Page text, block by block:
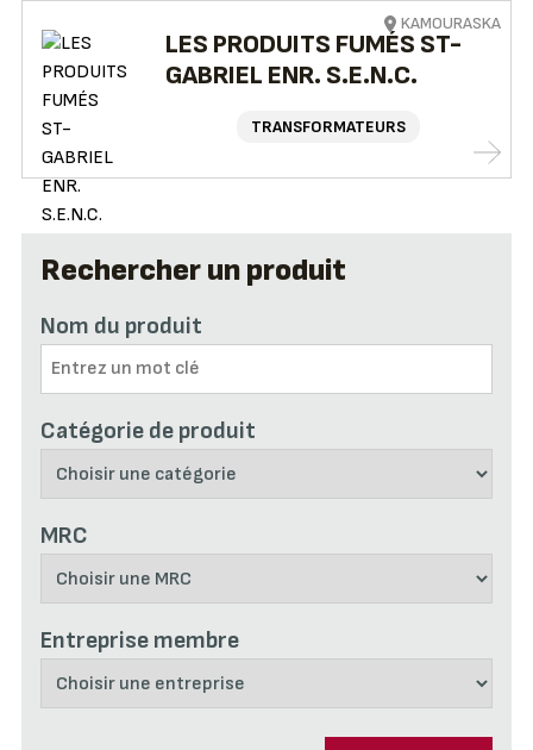
Rechercher un produit
Nom du produit
Catégorie de produit
MRC
Entreprise membre
LES PRODUITS FUMÉS ST-
GABRIEL ENR. S.E.N.C.
TRANSFORMATEURS
KAMOURASKA